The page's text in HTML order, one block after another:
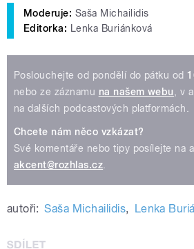
Moderuje: Saša Michailidis
Editorka: Lenka Buriánková
Poslouchejte od pondělí do pátku od
nebo ze záznamu na našem webu , v
na dalších podcastových platformách.
Chcete nám něco vzkázat?
Své komentáře nebo tipy posílejte na
akcent@rozhlas.cz
autoři: Saša Michailidis, Lenka